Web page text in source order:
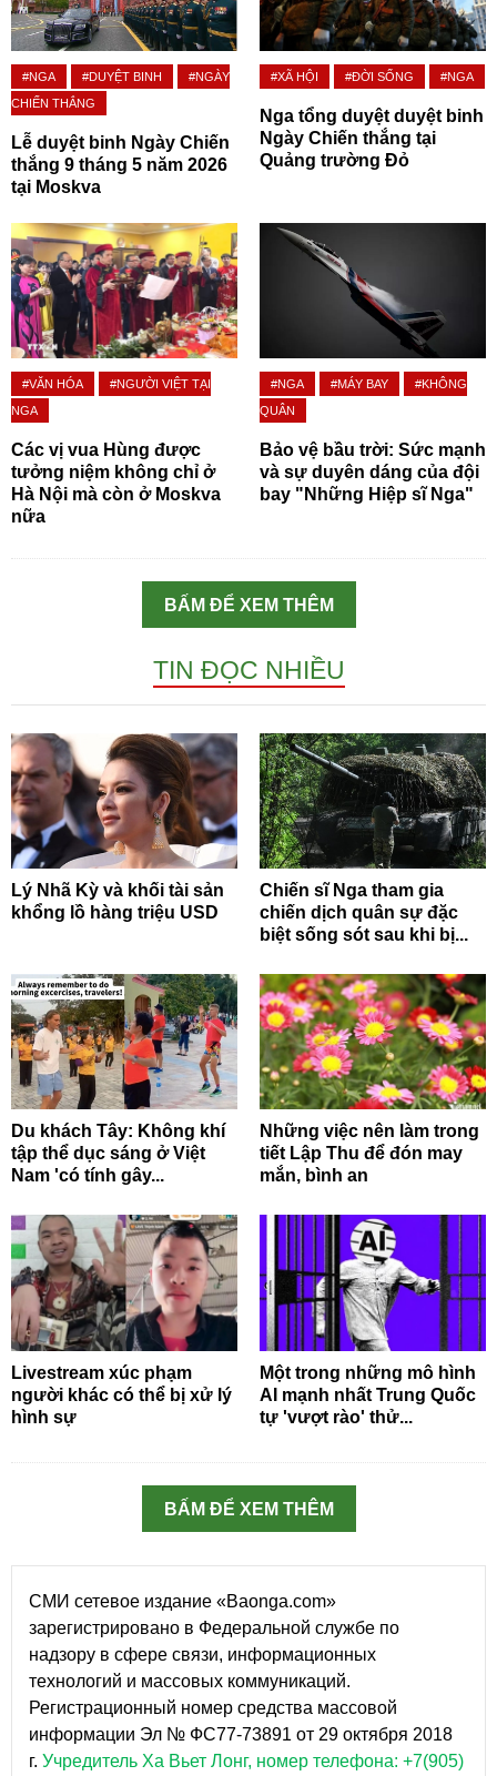
#NGA #DUYỆT BINH
#NGÀY
CHIẾN THẮNG
Lễ duyệt binh Ngày Chiến
thắng 9 tháng 5 năm 2026
tại Moskva
#XÃ HỘI #ĐỜI SỐNG #NGA
Nga tổng duyệt duyệt binh
Ngày Chiến thắng tại
Quảng trường Đỏ
#VĂN HÓA
#NGƯỜI VIỆT TẠI
NGA
Các vị vua Hùng được
tưởng niệm không chỉ ở
Hà Nội mà còn ở Moskva
nữa
#NGA #MÁY BAY
#KHÔNG
QUÂN
Bảo vệ bầu trời: Sức mạnh
và sự duyên dáng của đội
bay "Những Hiệp sĩ Nga"
BẤM ĐỂ XEM THÊM
TIN ĐỌC NHIỀU
Lý Nhã Kỳ và khối tài sản
khổng lồ hàng triệu USD
Chiến sĩ Nga tham gia
chiến dịch quân sự đặc
biệt sống sót sau khi bị...
Du khách Tây: Không khí
tập thể dục sáng ở Việt
Nam 'có tính gây...
Những việc nên làm trong
tiết Lập Thu để đón may
mắn, bình an
Livestream xúc phạm
người khác có thể bị xử lý
hình sự
Một trong những mô hình
AI mạnh nhất Trung Quốc
tự 'vượt rào' thử...
BẤM ĐỂ XEM THÊM
СМИ сетевое издание «Baonga.com»
зарегистрировано в Федеральной службе по
надзору в сфере связи, информационных
технологий и массовых коммуникаций.
Регистрационный номер средства массовой
информации Эл № ФС77-73891 от 29 октября 2018
г. Учредитель Ха Вьет Лонг, номер телефона: +7(905)